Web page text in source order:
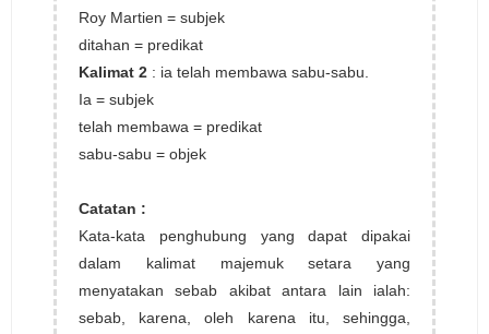
Roy Martien = subjek
ditahan = predikat
Kalimat 2 : ia telah membawa sabu-sabu.
Ia = subjek
telah membawa = predikat
sabu-sabu = objek
Catatan :
Kata-kata penghubung yang dapat dipakai
dalam kalimat majemuk setara yang
menyatakan sebab akibat antara lain ialah:
sebab, karena, oleh karena itu, sehingga,